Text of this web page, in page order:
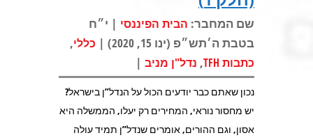
שם המחבר: הבית הפיננסי | י״ח
בטבת ה׳תש״פ (ינו 15, 2020) |
כללי,
כתבות TFH , נדל"ן מניב |
נכון שאתם כבר יודעים הכול על הנדל”ן בישראל?
יש מחסור נוראי, המחירים רק יעלו, הממשלה היא
אסון, וגם ההורים, אומרים שנדל”ן תמיד עולה